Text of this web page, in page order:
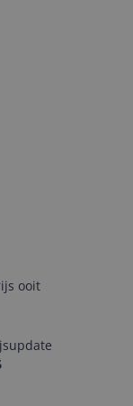
ooit